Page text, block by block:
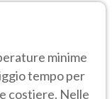
minime
tempo per
costiere. Nelle